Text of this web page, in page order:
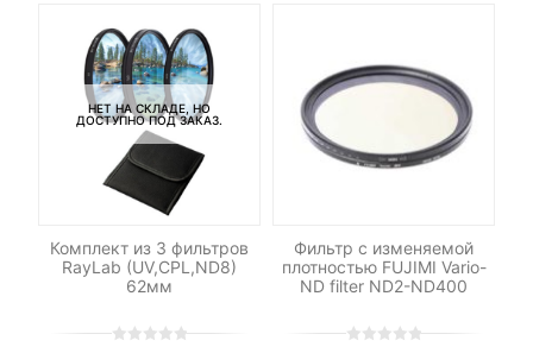
НЕТ НА СКЛАДЕ, НО
ДОСТУПНО ПОД ЗАКАЗ.
Комплект из 3 фильтров
RayLab (UV,CPL,ND8)
62мм
Фильтр с изменяемой
плотностью FUJIMI Vario-
ND filter ND2-ND400